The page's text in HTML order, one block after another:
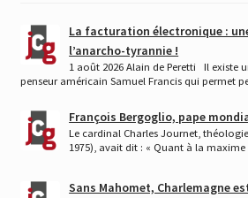
La facturation électronique :
l’anarcho-tyrannie !
1 août 2026 Alain de Peretti Il existe
penseur américain Samuel Francis qui permet
François Bergoglio, pape
Le cardinal Charles Journet,
1975), avait dit : « Quant à la
Sans Mahomet, Charlemagne